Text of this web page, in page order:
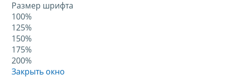
Размер шрифта
100%
125%
150%
175%
200%
Закрыть окно